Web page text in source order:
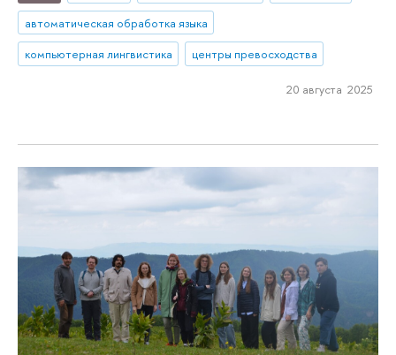
автоматическая обработка языка
компьютерная лингвистика
центры превосходства
20 августа 2025